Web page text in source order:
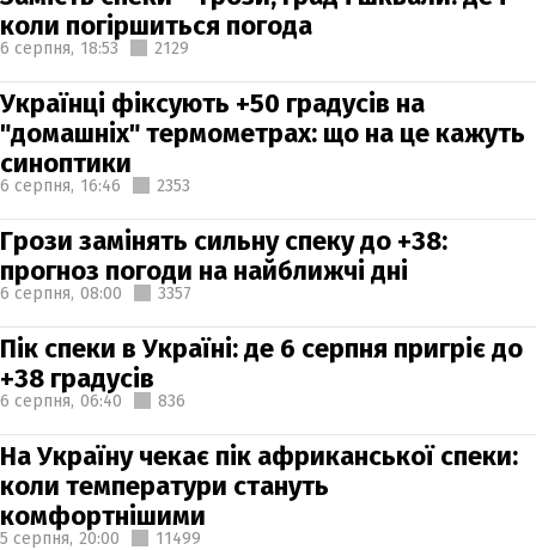
коли погіршиться погода
6 серпня, 18:53 2129
Українці фіксують +50 градусів на
"домашніх" термометрах: що на це кажуть
синоптики
6 серпня, 16:46 2353
Грози замінять сильну спеку до +38:
прогноз погоди на найближчі дні
6 серпня, 08:00 3357
Пік спеки в Україні: де 6 серпня пригріє до
+38 градусів
6 серпня, 06:40 836
На Україну чекає пік африканської спеки:
коли температури стануть
комфортнішими
5 серпня, 20:00 11499